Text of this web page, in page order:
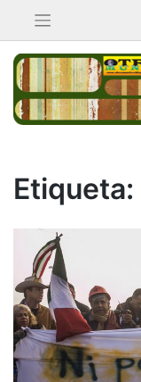
contenido
Etiqueta: